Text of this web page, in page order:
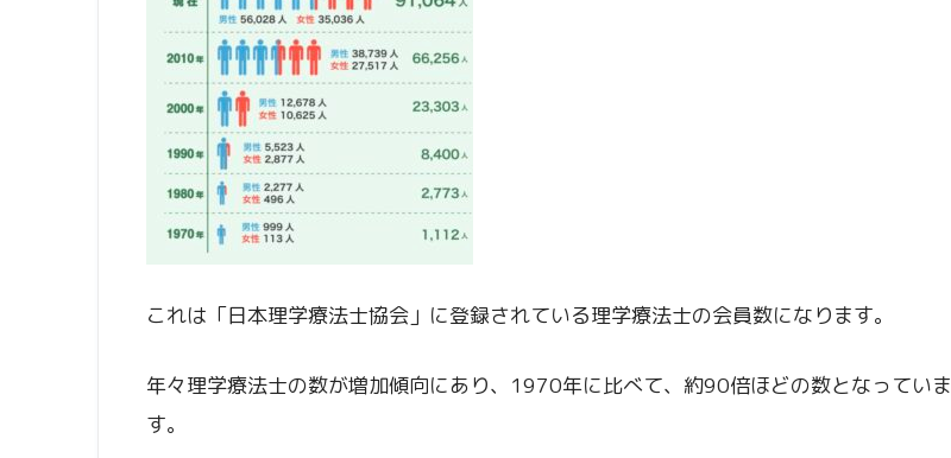
これは「日本理学療法士協会」に登録されている理学療法士の会員数になります。
年々理学療法士の数が増加傾向にあり、1970年に比べて、約90倍ほどの数となっていま
す。